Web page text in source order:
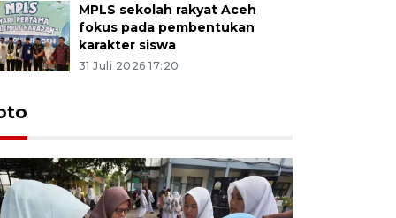
MPLS sekolah rakyat Aceh
fokus pada pembentukan
karakter siswa
31 Juli 2026 17:20